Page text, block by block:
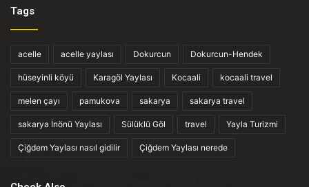
Tags
acelle acelle yaylası Dokurcun Dokurcun-Hendek
hüseyinli köyü Karagöl Yaylası Kocaali kocaali travel
melen çayı pamukova sakarya sakarya travel
sakarya İnönü Yaylası Sülüklü Göl travel Yayla Turizmi
Çiğdem Yaylası nasıl gidilir Çiğdem Yaylası nerede